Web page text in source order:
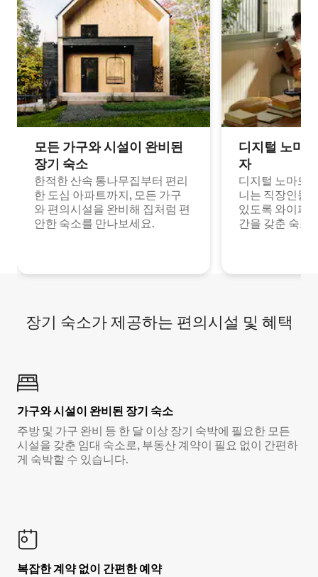
모든 가구와 시설이 완비된
장기 숙소
한적한 산속 통나무집부터 편리
한 도심 아파트까지, 모든 가구
와 편의시설을 완비해 집처럼 편
안한 숙소를 만나보세요.
디지털 노마
자
디지털 노마드
니는 직장인들
있도록 와이파
간을 갖춘 숙소
장기 숙소가 제공하는 편의시설 및 혜택
가구와 시설이 완비된 장기 숙소
주방 및 가구 완비 등 한 달 이상 장기 숙박에 필요한 모든
시설을 갖춘 임대 숙소로, 부동산 계약이 필요 없이 간편하
게 숙박할 수 있습니다.
복잡한 계약 없이 간편한 예약